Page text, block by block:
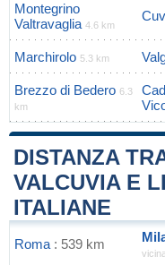
Montegrino
Valtravaglia 4.6 km
Marchirolo 5.3 km
Brezzo di Bedero 6.3
km
DISTANZA
VALCUVIA E
ITALIANE
Roma : 539 km
vicina